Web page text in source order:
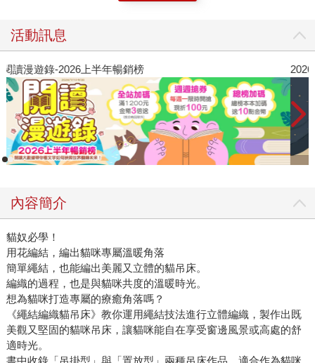
活動訊息
閱讀漫遊錄-2026上半年暢銷榜
內容簡介
貓奴必學！
用花編結，編出貓咪專屬溫暖角落
簡單繩結，也能編出美麗又立體的貓吊床。
編織的過程，也是與貓咪共度的溫暖時光。
想為貓咪打造專屬的療癒角落嗎？
《繩結編織貓吊床》教你運用繩結技法進行立體編織，製作出既
美觀又堅固的貓咪吊床，讓貓咪能自在享受窗邊風景或高處的舒
適時光。